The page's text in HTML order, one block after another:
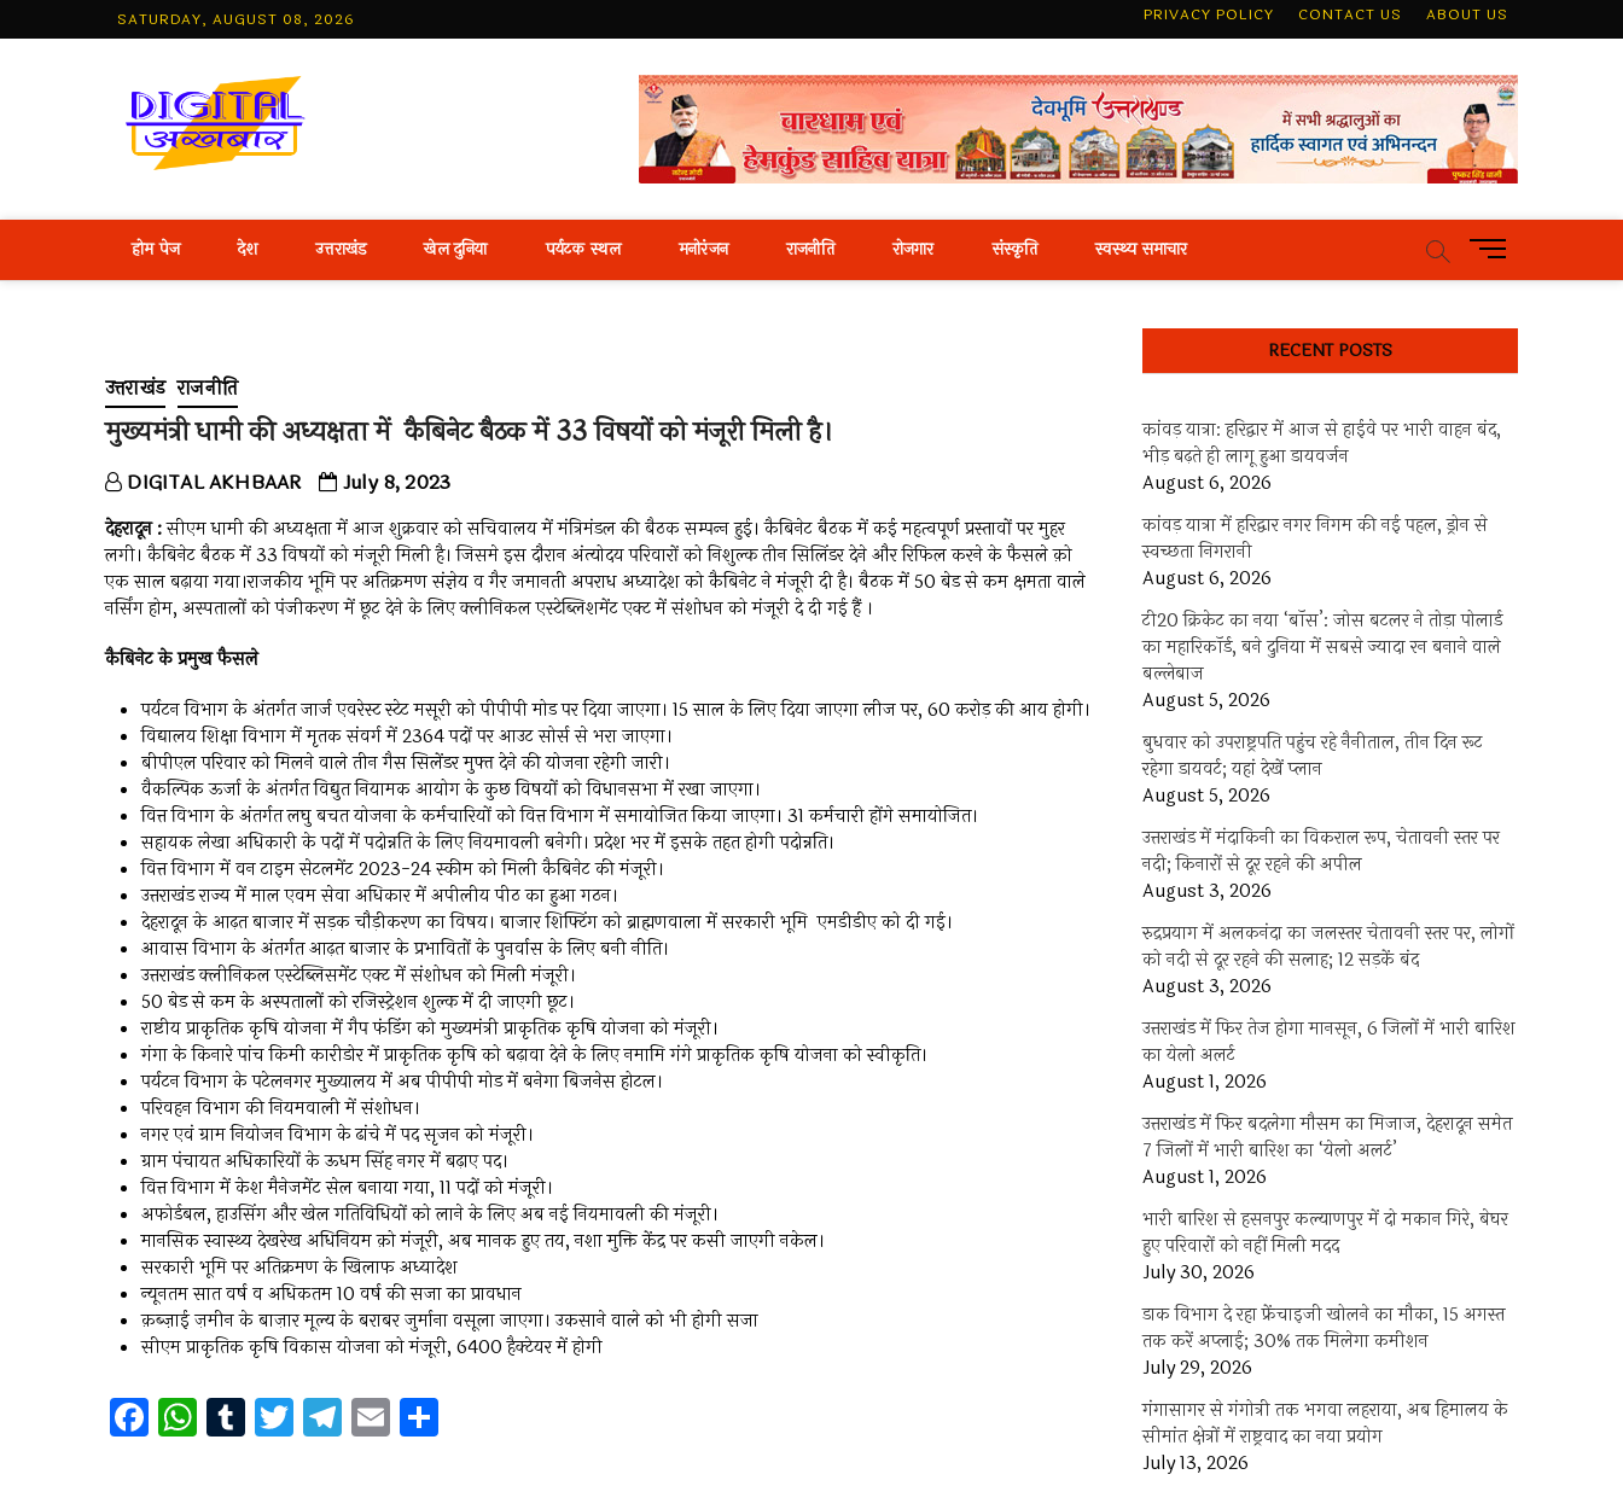
to
SATURDAY, AUGUST 08, 2026 PRIVACY POLICY CONTACT US ABOUT US
Best Hindi News Portal
होम पेज देश उत्तराखंड खेल दुनिया पर्यटक स्थल मनोरंजन राजनीति रोजगार संस्कृति स्वस्थ्य समाचार
M
e
u
u
t
उत्तराखंड राजनीति
मुख्यमंत्री धामी की अध्यक्षता में कैबिनेट बैठक में 33 विषयों को मंजूरी मिली है।
DIGITAL AKHBAAR July 8, 2023
देहरादून :सीएम धामी की अध्यक्षता में आज शुक्रवार को सचिवालय में मंत्रिमंडल की बैठक सम्‍पन्‍न हुई। कैबिनेट बैठक में कई महत्वपूर्ण प्रस्तावों पर मुहर
लगी। कैबिनेट बैठक में 33 विषयों को मंजूरी मिली है। जिसमे इस दौरान अंत्योदय परिवारों को निशुल्क तीन सिलिंडर देने और रिफिल करने के फैसले क़ो
एक साल बढ़ाया गया।राजकीय भूमि पर अतिक्रमण संज्ञेय व गैर जमानती अपराध अध्यादेश को कैबिनेट ने मंजूरी दी है। बैठक में 50 बेड से कम क्षमता वाले
नर्सिंग होम, अस्पतालों को पंजीकरण में छूट देने के लिए क्लीनिकल एस्टेब्लिशमेंट एक्ट में संशोधन को मंजूरी दे दी गई हैं ।
कैबिनेट के प्रमुख फैसले
पर्यटन विभाग के अंतर्गत जार्ज एवरेस्ट स्टेट मसूरी को पीपीपी मोड पर दिया जाएगा। 15 साल के लिए दिया जाएगा लीज पर, 60 करोड़ की आय होगी।
विद्यालय शिक्षा विभाग में मृतक संवर्ग में 2364 पदों पर आउट सोर्स से भरा जाएगा।
बीपीएल परिवार को मिलने वाले तीन गैस सिलेंडर मुफ्त देने की योजना रहेगी जारी।
वैकल्पिक ऊर्जा के अंतर्गत विद्युत नियामक आयोग के कुछ विषयों को विधानसभा में रखा जाएगा।
वित्त विभाग के अंतर्गत लघु बचत योजना के कर्मचारियों को वित्त विभाग में समायोजित किया जाएगा। 31 कर्मचारी होंगे समायोजित।
सहायक लेखा अधिकारी के पदों में पदोन्नति के लिए नियमावली बनेगी। प्रदेश भर में इसके तहत होगी पदोन्नति।
वित्त विभाग में वन टाइम सेटलमेंट 2023-24 स्कीम को मिली कैबिनेट की मंजूरी।
उत्तराखंड राज्य में माल एवम सेवा अधिकार में अपीलीय पीठ का हुआ गठन।
देहरादून के आढ़त बाजार में सड़क चौड़ीकरण का विषय। बाजार शिफ्टिंग को ब्राह्मणवाला में सरकारी भूमि एमडीडीए को दी गई।
आवास विभाग के अंतर्गत आढ़त बाजार के प्रभावितों के पुनर्वास के लिए बनी नीति।
उत्तराखंड क्लीनिकल एस्टेब्लिसमेंट एक्ट में संशोधन को मिली मंजूरी।
50 बेड से कम के अस्पतालों को रजिस्ट्रेशन शुल्क में दी जाएगी छूट।
राष्टीय प्राकृतिक कृषि योजना में गैप फंडिंग को मुख्यमंत्री प्राकृतिक कृषि योजना को मंजूरी।
गंगा के किनारे पांच किमी कारीडोर में प्राकृतिक कृषि को बढ़ावा देने के लिए नमामि गंगे प्राकृतिक कृषि योजना को स्वीकृति।
पर्यटन विभाग के पटेलनगर मुख्यालय में अब पीपीपी मोड में बनेगा बिजनेस होटल।
परिवहन विभाग की नियमवाली में संशोधन।
नगर एवं ग्राम नियोजन विभाग के ढांचे में पद सृजन को मंजूरी।
ग्राम पंचायत अधिकारियों के ऊधम सिंह नगर में बढ़ाए पद।
वित्त विभाग में केश मैनेजमेंट सेल बनाया गया, 11 पदों को मंजूरी।
अफोर्डबल, हाउसिंग और खेल गतिविधियों को लाने के लिए अब नई नियमावली की मंजूरी।
मानसिक स्वास्थ्य देखरेख अधिनियम क़ो मंजूरी, अब मानक हुए तय, नशा मुक्ति केंद्र पर कसी जाएगी नकेल।
सरकारी भूमि पर अतिक्रमण के खिलाफ अध्यादेश
न्यूनतम सात वर्ष व अधिकतम 10 वर्ष की सजा का प्रावधान
क़ब्ज़ाई ज़मीन के बाज़ार मूल्य के बराबर जुर्माना वसूला जाएगा। उकसाने वाले को भी होगी सजा
सीएम प्राकृतिक कृषि विकास योजना को मंजूरी, 6400 हैक्टेयर में होगी
F
a
W
h
T
u
T
wi
T
el
E
m
RECENT POSTS
कांवड़ यात्रा: हरिद्वार में आज से हाईवे पर भारी वाहन बंद,
भीड़ बढ़ते ही लागू हुआ डायवर्जन
August 6, 2026
कांवड़ यात्रा में हरिद्वार नगर निगम की नई पहल, ड्रोन से
स्वच्छता निगरानी
August 6, 2026
टी20 क्रिकेट का नया ‘बॉस’: जोस बटलर ने तोड़ा पोलार्ड
का महारिकॉर्ड, बने दुनिया में सबसे ज्यादा रन बनाने वाले
बल्लेबाज
August 5, 2026
बुधवार को उपराष्ट्रपति पहुंच रहे नैनीताल, तीन दिन रूट
रहेगा डायवर्ट; यहां देखें प्‍लान
August 5, 2026
उत्तराखंड में मंदाकिनी का विकराल रूप, चेतावनी स्तर पर
नदी; किनारों से दूर रहने की अपील
August 3, 2026
रुद्रप्रयाग में अलकनंदा का जलस्तर चेतावनी स्तर पर, लोगों
को नदी से दूर रहने की सलाह; 12 सड़कें बंद
August 3, 2026
उत्तराखंड में फिर तेज होगा मानसून, 6 जिलों में भारी बारिश
का येलो अलर्ट
August 1, 2026
उत्तराखंड में फिर बदलेगा मौसम का मिजाज, देहरादून समेत
7 जिलों में भारी बारिश का ‘येलो अलर्ट’
August 1, 2026
भारी बारिश से हसनपुर कल्याणपुर में दो मकान गिरे, बेघर
हुए परिवारों को नहीं मिली मदद
July 30, 2026
डाक विभाग दे रहा फ्रेंचाइजी खोलने का मौका, 15 अगस्त
तक करें अप्लाई; 30% तक मिलेगा कमीशन
July 29, 2026
गंगासागर से गंगोत्री तक भगवा लहराया, अब हिमालय के
सीमांत क्षेत्रों में राष्ट्रवाद का नया प्रयोग
July 13, 2026